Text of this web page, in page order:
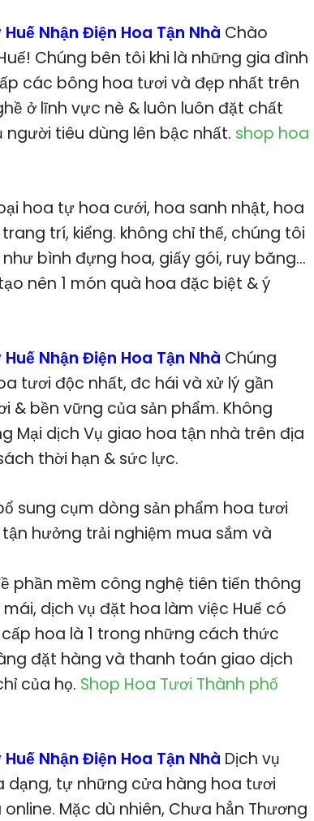
Nhận Điện Hoa Tận Nhà Chào
Chúng bên tôi khi là những gia đình
các bông hoa tươi và đẹp nhất trên
ở lĩnh vực nè & luôn luôn đặt chất
người tiêu dùng lên bậc nhất. shop hoa
hoa tự hoa cưới, hoa sanh nhật, hoa
trí, kiểng. không chỉ thế, chúng tôi
bình đựng hoa, giấy gói, ruy băng…
nên 1 món quà hoa đặc biệt & ý
Nhận Điện Hoa Tận Nhà Chúng
tươi độc nhất, đc hái và xử lý gần
bền vững của sản phẩm. Không
Mại dịch Vụ giao hoa tận nhà trên địa
thời hạn & sức lực.
sung cụm dòng sản phẩm hoa tươi
hưởng trải nghiệm mua sắm và
phần mềm công nghệ tiên tiến thông
dịch vụ đặt hoa làm việc Huế có
hoa là 1 trong những cách thức
đặt hàng và thanh toán giao dịch
của họ. Shop Hoa Tươi Thành phố
Nhận Điện Hoa Tận Nhà Dịch vụ
dạng, tự những cửa hàng hoa tươi
Mặc dù nhiên, Chưa hẳn Thương